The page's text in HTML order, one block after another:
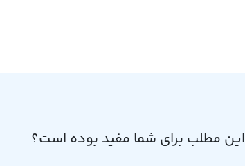
این مطلب برای شما مفید بوده است؟